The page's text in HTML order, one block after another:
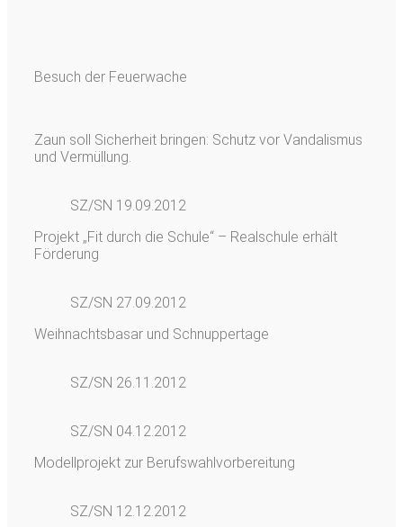
Besuch der Feuerwache
Zaun soll Sicherheit bringen: Schutz vor Vandalismus
und Vermüllung.
SZ/SN 19.09.2012
Projekt „Fit durch die Schule“ – Realschule erhält
Förderung
SZ/SN 27.09.2012
Weihnachtsbasar und Schnuppertage
SZ/SN 26.11.2012
SZ/SN 04.12.2012
Modellprojekt zur Berufswahlvorbereitung
SZ/SN 12.12.2012